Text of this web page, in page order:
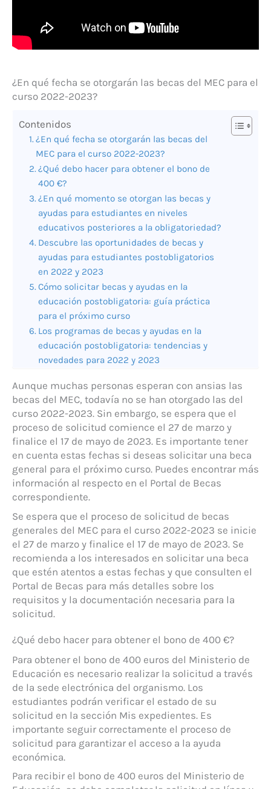
¿En qué fecha se otorgarán las becas del MEC para el
curso 2022-2023?
Contenidos
¿En qué fecha se otorgarán las becas del
MEC para el curso 2022-2023?
¿Qué debo hacer para obtener el bono de
400 €?
¿En qué momento se otorgan las becas y
ayudas para estudiantes en niveles
educativos posteriores a la obligatoriedad?
Descubre las oportunidades de becas y
ayudas para estudiantes postobligatorios
en 2022 y 2023
Cómo solicitar becas y ayudas en la
educación postobligatoria: guía práctica
para el próximo curso
Los programas de becas y ayudas en la
educación postobligatoria: tendencias y
novedades para 2022 y 2023
Aunque muchas personas esperan con ansias las
becas del MEC, todavía no se han otorgado las del
curso 2022-2023. Sin embargo, se espera que el
proceso de solicitud comience el 27 de marzo y
finalice el 17 de mayo de 2023. Es importante tener
en cuenta estas fechas si deseas solicitar una beca
general para el próximo curso. Puedes encontrar más
información al respecto en el Portal de Becas
correspondiente.
Se espera que el proceso de solicitud de becas
generales del MEC para el curso 2022-2023 se inicie
el 27 de marzo y finalice el 17 de mayo de 2023. Se
recomienda a los interesados en solicitar una beca
que estén atentos a estas fechas y que consulten el
Portal de Becas para más detalles sobre los
requisitos y la documentación necesaria para la
solicitud.
¿Qué debo hacer para obtener el bono de 400 €?
Para obtener el bono de 400 euros del Ministerio de
Educación es necesario realizar la solicitud a través
de la sede electrónica del organismo. Los
estudiantes podrán verificar el estado de su
solicitud en la sección Mis expedientes. Es
importante seguir correctamente el proceso de
solicitud para garantizar el acceso a la ayuda
económica.
Para recibir el bono de 400 euros del Ministerio de